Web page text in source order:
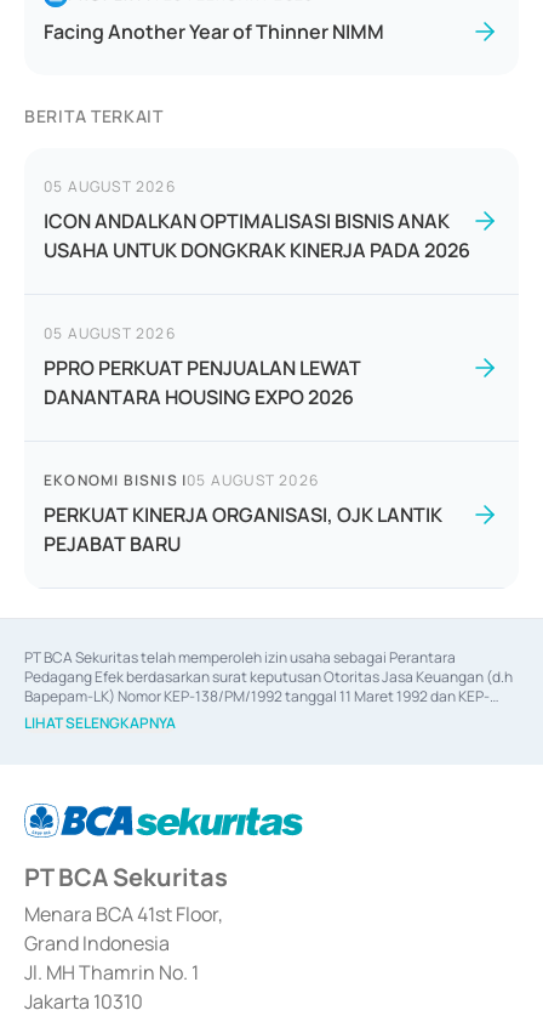
Facing Another Year of Thinner NIMM
BERITA TERKAIT
05 AUGUST 2026
ICON ANDALKAN OPTIMALISASI BISNIS ANAK
USAHA UNTUK DONGKRAK KINERJA PADA 2026
05 AUGUST 2026
PPRO PERKUAT PENJUALAN LEWAT
DANANTARA HOUSING EXPO 2026
EKONOMI BISNIS |05 AUGUST 2026
PERKUAT KINERJA ORGANISASI, OJK LANTIK
PEJABAT BARU
PT BCA Sekuritas telah memperoleh izin usaha sebagai Perantara
Pedagang Efek berdasarkan surat keputusan Otoritas Jasa Keuangan (d.h
Bapepam-LK) Nomor KEP-138/PM/1992 tanggal 11 Maret 1992 dan KEP-
06/D.04/2014 tanggal 28 Februari 2014, izin usaha sebagai Penjamin Emisi
Efek berdasarkan surat keputusan Otoritas Jasa Keuangan Nomor KEP-
berdasarkan surat keputusan Otoritas Jasa Keuangan Nomor S-
67/PM.21/2017 tanggal 3 Februari 2017, dan beberapa izin usaha lainnya
Sertifikat Deposito di Pasar Uang yang izinnya diterbitkan pada tahun 2017
dan izin usaha lainnya dari Bank Indonesia sebagai Lembaga Pendukung
Penerbitan, Transaksi, serta Penatausahaan dan Penyelesaian Transaksi
Surat Berharga Komersial yang izinnya diterbitkan pada tahun 2018.
LIHAT SELENGKAPNYA
PT BCA Sekuritas
Menara BCA 41st Floor,
Grand Indonesia
Jl. MH Thamrin No. 1
Jakarta 10310